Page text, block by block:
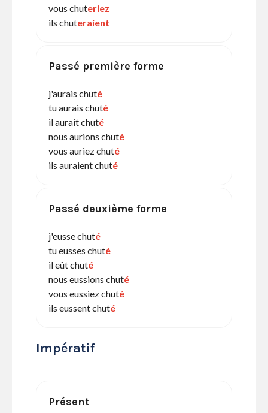
vous chuteriez
ils chuteraient
Passé première forme
j'aurais chuté
tu aurais chuté
il aurait chuté
nous aurions chuté
vous auriez chuté
ils auraient chuté
Passé deuxième forme
j'eusse chuté
tu eusses chuté
il eût chuté
nous eussions chuté
vous eussiez chuté
ils eussent chuté
Impératif
Présent